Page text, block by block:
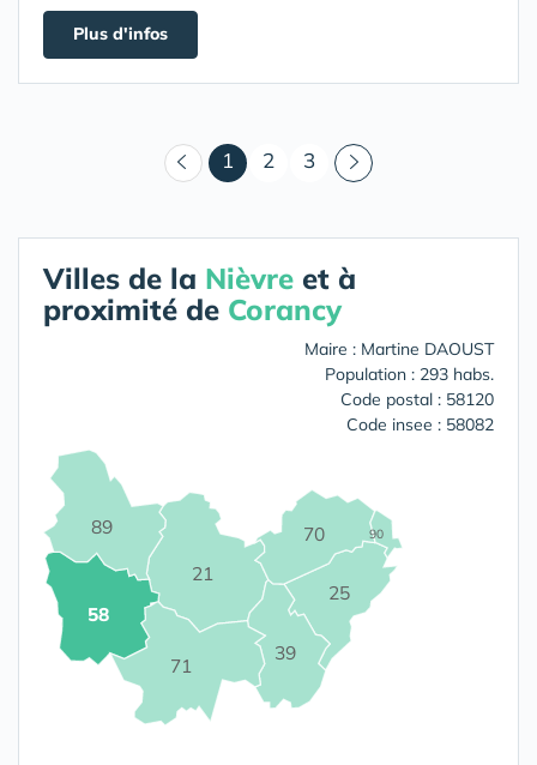
Plus d'infos
1 (courant)
2 3
Villes de la Nièvre et à
proximité de Corancy
Maire : Martine DAOUST
Population : 293 habs.
Code postal : 58120
Code insee : 58082
21
25
39
58
70
71
89 90